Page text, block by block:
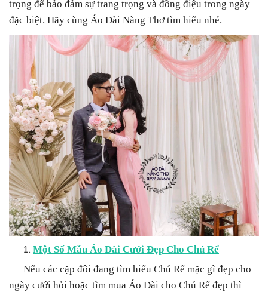
trọng để bảo đảm sự trang trọng và đồng điệu trong ngày
đặc biệt. Hãy cùng Áo Dài Nàng Thơ tìm hiểu nhé.
Một Số Mẫu Áo Dài Cưới Đẹp Cho Chú Rể
Nếu các cặp đôi đang tìm hiểu Chú Rể mặc gì đẹp cho
ngày cưới hỏi hoặc tìm mua Áo Dài cho Chú Rể đẹp thì